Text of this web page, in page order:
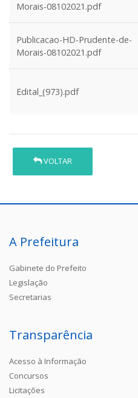
Morais-08102021.pdf
Publicacao-HD-Prudente-de-
Morais-08102021.pdf
Edital_(973).pdf
VOLTAR
A Prefeitura
Gabinete do Prefeito
Legislação
Secretarias
Transparência
Acesso à Informação
Concursos
Licitações